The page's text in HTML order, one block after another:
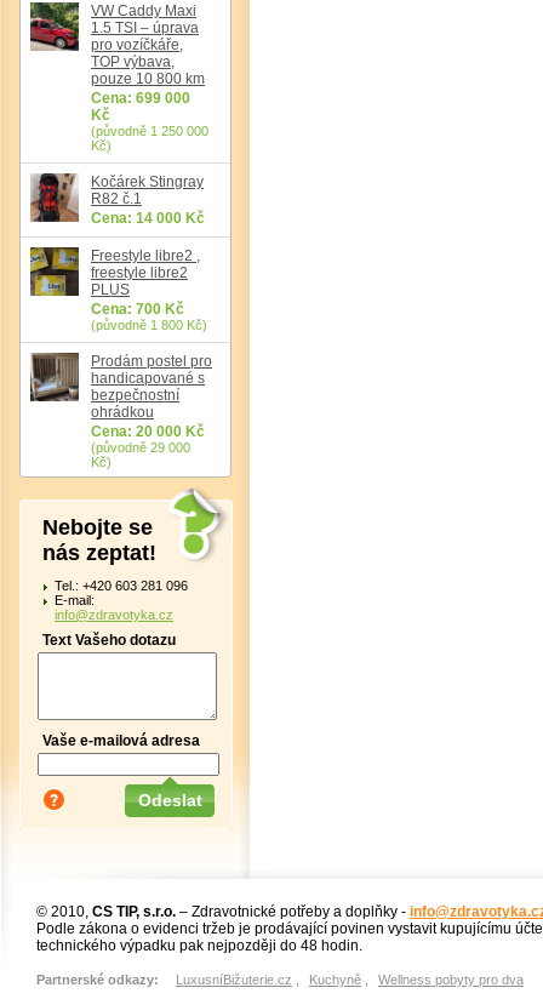
VW Caddy Maxi
1.5 TSI – úprava
pro vozíčkáře,
TOP výbava,
pouze 10 800 km
Cena: 699 000
Kč
(původně 1 250 000
Kč)
Kočárek Stingray
R82 č.1
Cena: 14 000 Kč
Freestyle libre2 ,
freestyle libre2
PLUS
Cena: 700 Kč
(původně 1 800 Kč)
Prodám postel pro
handicapované s
bezpečnostní
ohrádkou
Cena: 20 000 Kč
(původně 29 000
Kč)
Nebojte se
nás zeptat!
Tel.: +420 603 281 096
E-mail:
info@zdravotyka.cz
Text Vašeho dotazu
Vaše e-mailová adresa
© 2010, CS TIP, s.r.o. – Zdravotnické potřeby a doplňky -
Podle zákona o evidenci tržeb je prodávající povinen vystavit kupujícímu
technického výpadku pak nejpozději do 48 hodin.
Partnerské odkazy: LuxusníBižuterie.cz Kuchyně Wellness pobyty pro dva